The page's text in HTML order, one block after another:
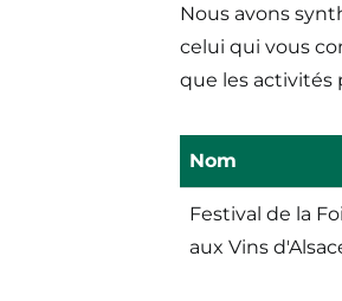
Nous avons
celui qui vous
que les activités
Nom
Nom
Festival de la
aux Vins